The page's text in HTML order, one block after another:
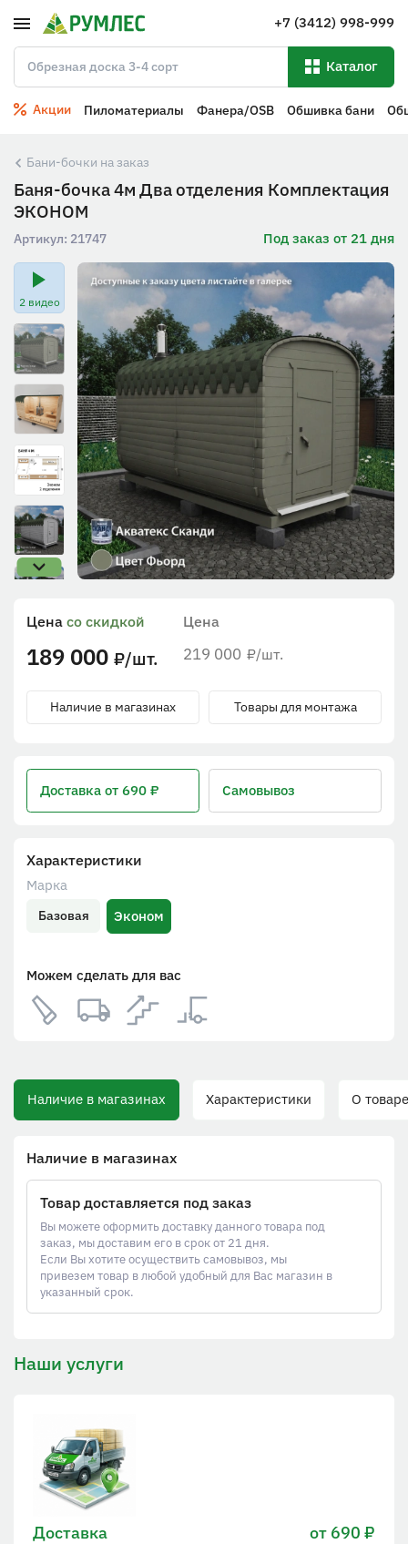
+7 (3412) 998-999
Каталог
Акции Пиломатериалы Фанера/OSB Обшивка бани
Бани-бочки на заказ
Баня-бочка 4м Два отделения Комплектация
ЭКОНОМ
Артикул: 21747 Под заказ от 21 дня
2 видео
Характеристики
Марка
Базовая Эконом
Можем сделать для вас
Цена
219 000 ₽/шт.
Цена со скидкой
189 000 ₽/шт.
Наличие в магазинах Товары для монтажа
Доставка от 690 ₽ Самовывоз
Наличие в магазинах Характеристики О товаре
Наличие в магазинах
Товар доставляется под заказ
Вы можете оформить доставку данного товара под
заказ, мы доставим его в срок от 21 дня.
Если Вы хотите осуществить самовывоз, мы
привезем товар в любой удобный для Вас магазин в
указанный срок.
Наши услуги
Доставка от 690 ₽